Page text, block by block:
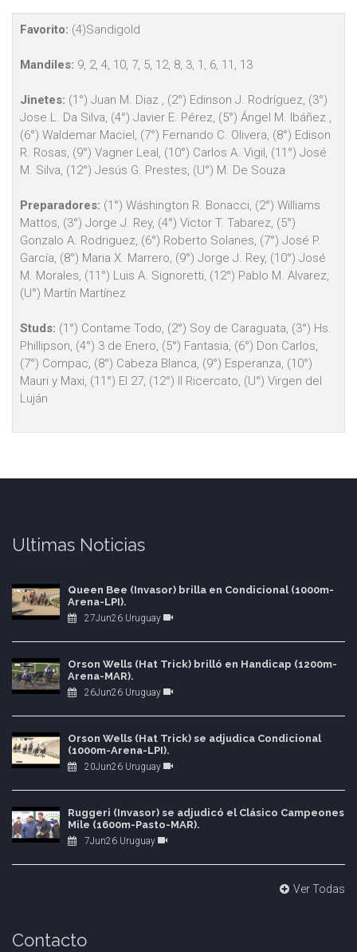
Favorito: (4)Sandigold
Mandiles: 9, 2, 4, 10, 7, 5, 12, 8, 3, 1, 6, 11, 13
Jinetes: (1°) Juan M. Diaz , (2°) Edinson J. Rodríguez, (3°)
Jose L. Da Silva, (4°) Javier E. Pérez, (5°) Ángel M. Ibáñez ,
(6°) Waldemar Maciel, (7°) Fernando C. Olivera, (8°) Edison
R. Rosas, (9°) Vagner Leal, (10°) Carlos A. Vigil, (11°) José
M. Silva, (12°) Jesús G. Prestes, (U°) M. De Souza
Preparadores: (1°) Wáshington R. Bonacci, (2°) Williams
Mattos, (3°) Jorge J. Rey, (4°) Victor T. Tabarez, (5°)
Gonzalo A. Rodriguez, (6°) Roberto Solanes, (7°) José P.
García, (8°) Maria X. Marrero, (9°) Jorge J. Rey, (10°) José
M. Morales, (11°) Luis A. Signoretti, (12°) Pablo M. Alvarez,
(U°) Martín Martínez
Studs: (1°) Contame Todo, (2°) Soy de Caraguata, (3°) Hs.
Phillipson, (4°) 3 de Enero, (5°) Fantasia, (6°) Don Carlos,
(7°) Compac, (8°) Cabeza Blanca, (9°) Esperanza, (10°)
Mauri y Maxi, (11°) El 27, (12°) Il Ricercato, (U°) Virgen del
Luján
Ultimas Noticias
Queen Bee (Invasor) brilla en Condicional (1000m-
Arena-LPI).
27Jun26 Uruguay
Orson Wells (Hat Trick) brilló en Handicap (1200m-
Arena-MAR).
26Jun26 Uruguay
Orson Wells (Hat Trick) se adjudica Condicional
(1000m-Arena-LPI).
20Jun26 Uruguay
Ruggeri (Invasor) se adjudicó el Clásico Campeones
Mile (1600m-Pasto-MAR).
7Jun26 Uruguay
Ver Todas
Contacto